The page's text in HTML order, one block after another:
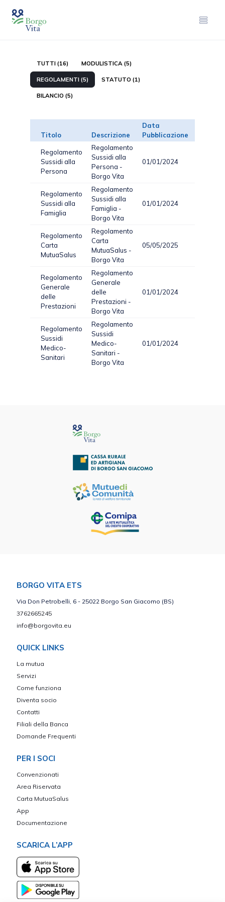
TUTTI (16) MODULISTICA (5)
REGOLAMENTI (5) STATUTO (1)
BILANCIO (5)
Titolo Descrizione
Data
Pubblicazione
Regolamento
Sussidi alla
Persona
Regolamento
Sussidi alla
Persona -
Borgo Vita
01/01/2024
Regolamento
Sussidi alla
Famiglia
Regolamento
Sussidi alla
Famiglia -
Borgo Vita
01/01/2024
Regolamento
Carta
MutuaSalus
Regolamento
Carta
MutuaSalus -
Borgo Vita
05/05/2025
Regolamento
Generale
delle
Prestazioni
Regolamento
Generale
delle
Prestazioni -
Borgo Vita
01/01/2024
Regolamento
Sussidi
Medico-
Sanitari
Regolamento
Sussidi
Medico-
Sanitari -
Borgo Vita
01/01/2024
BORGO VITA ETS
Via Don Petrobelli, 6 - 25022 Borgo San Giacomo (BS)
3762665245
info@borgovita.eu
QUICK LINKS
La mutua
Servizi
Come funziona
Diventa socio
Contatti
Filiali della Banca
Domande Frequenti
PER I SOCI
Convenzionati
Area Riservata
Carta MutuaSalus
App
Documentazione
SCARICA L’APP